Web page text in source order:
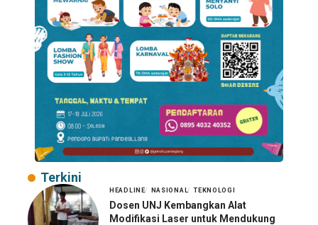
Terkini
HEADLINE NASIONAL TEKNOLOGI
Dosen UNJ Kembangkan Alat
Modifikasi Laser untuk Mendukung